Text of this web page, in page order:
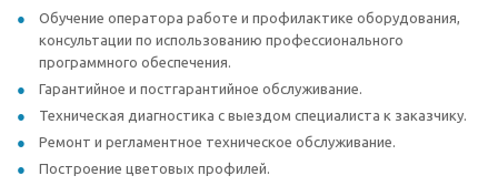
Обучение оператора работе и профилактике оборудования,
консультации по использованию профессионального
программного обеспечения.
Гарантийное и постгарантийное обслуживание.
Техническая диагностика с выездом специалиста к заказчику.
Ремонт и регламентное техническое обслуживание.
Построение цветовых профилей.